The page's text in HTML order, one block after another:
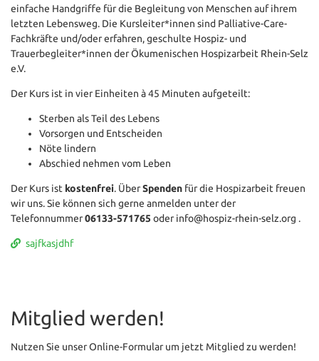
einfache Handgriffe für die Begleitung von Menschen auf ihrem
letzten Lebensweg. Die Kursleiter*innen sind Palliative-Care-
Fachkräfte und/oder erfahren, geschulte Hospiz- und
Trauerbegleiter*innen der Ökumenischen Hospizarbeit Rhein-Selz
e.V.
Der Kurs ist in vier Einheiten à 45 Minuten aufgeteilt:
Sterben als Teil des Lebens
Vorsorgen und Entscheiden
Nöte lindern
Abschied nehmen vom Leben
Der Kurs ist kostenfrei. ÜberSpenden für die Hospizarbeit freuen
wir uns. Sie können sich gerne anmelden unter der
Telefonnummer06133-571765 oder info@hospiz-rhein-selz.org .
sajfkasjdhf
Mitglied werden!
Nutzen Sie unser Online-Formular um jetzt Mitglied zu werden!